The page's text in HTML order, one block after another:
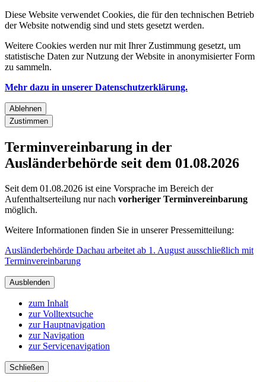
Diese Website verwendet Cookies, die für den technischen Betrieb
der Website notwendig sind und stets gesetzt werden.
Weitere Cookies werden nur mit Ihrer Zustimmung gesetzt, um
statistische Daten zur Nutzung der Website in anonymisierter Form
zu sammeln.
Mehr dazu in unserer Datenschutzerklärung.
Ablehnen
Zustimmen
Terminvereinbarung in der
Ausländerbehörde seit dem 01.08.2026
Seit dem 01.08.2026 ist eine Vorsprache im Bereich der
Aufenthaltserteilung nur nach vorheriger Terminvereinbarung
möglich.
Weitere Informationen finden Sie in unserer Pressemitteilung:
Ausländerbehörde Dachau arbeitet ab 1. August ausschließlich mit
Terminvereinbarung
Ausblenden
zum Inhalt
zur Volltextsuche
zur Hauptnavigation
zur Navigation
zur Servicenavigation
Schließen